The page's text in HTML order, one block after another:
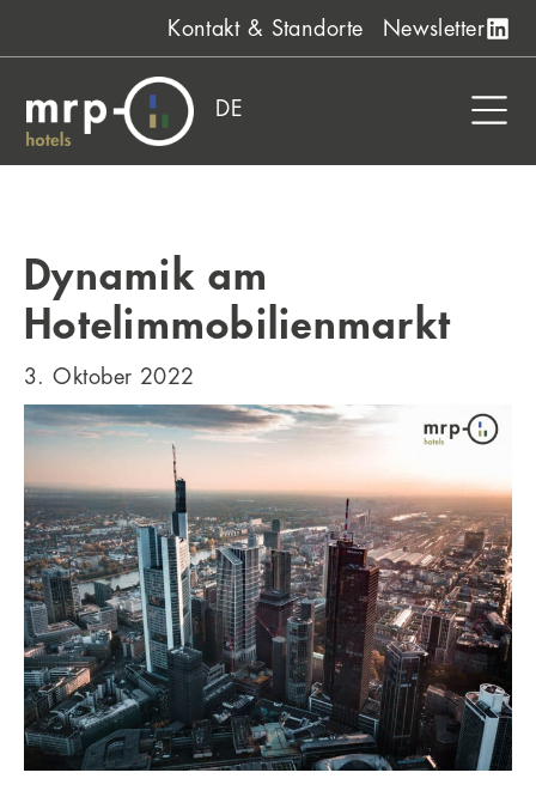
Kontakt & Standorte Newsletter
DE
Dynamik am
Hotelimmobilienmarkt
3. Oktober 2022